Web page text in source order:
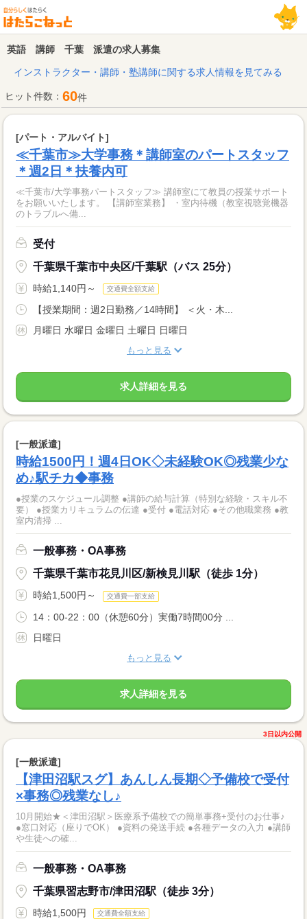
英語 講師 千葉 派遣の求人募集
インストラクター・講師・塾講師に関する求人情報を見てみる
ヒット件数： 60件
[パート・アルバイト]
≪千葉市≫大学事務＊講師室のパートスタッフ
＊週2日＊扶養内可
≪千葉市/大学事務パートスタッフ≫ 講師室にて教員の授業サポート
をお願いいたします。 【講師室業務】 ・室内待機（教室視聴覚機器
のトラブルへ備...
受付
千葉県千葉市中央区/千葉駅（バス 25分）
時給1,140円～ 交通費全額支給
【授業期間：週2日勤務／14時間】 ＜火・木...
月曜日 水曜日 金曜日 土曜日 日曜日
もっと見る
求人詳細を見る
[一般派遣]
時給1500円！週4日OK◇未経験OK◎残業少な
め♪駅チカ◆事務
●授業のスケジュール調整 ●講師の給与計算（特別な経験・スキル不
要） ●授業カリキュラムの伝達 ●受付 ●電話対応 ●その他職業務 ●教
室内清掃 ...
一般事務・OA事務
千葉県千葉市花見川区/新検見川駅（徒歩 1分）
時給1,500円～ 交通費一部支給
14：00-22：00（休憩60分）実働7時間00分 ...
日曜日
もっと見る
求人詳細を見る
3日以内公開
[一般派遣]
【津田沼駅スグ】あんしん長期◇予備校で受付
×事務◎残業なし♪
10月開始★＜津田沼駅＞医療系予備校での簡単事務+受付のお仕事♪
●窓口対応（座りでOK） ●資料の発送手続 ●各種データの入力 ●講師
や生徒への確...
一般事務・OA事務
千葉県習志野市/津田沼駅（徒歩 3分）
時給1,500円 交通費全額支給